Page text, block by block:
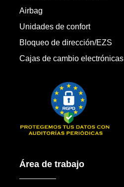
Airbag
Unidades de confort
Bloqueo de dirección/EZS
Cajas de cambio electrónicas
Área de trabajo